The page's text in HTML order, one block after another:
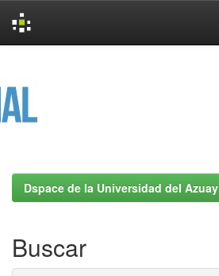
Dspace de la Universidad del Azuay
Buscar